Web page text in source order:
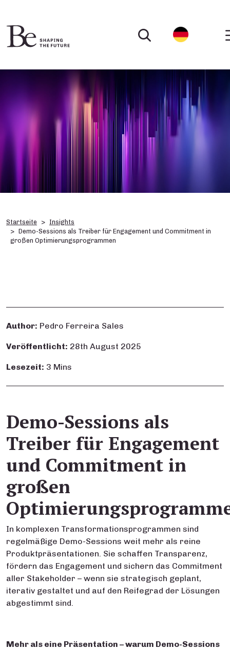
Startseite
Insights
Demo-Sessions als Treiber für Engagement und Commitment in
großen Optimierungsprogrammen
Author: Pedro Ferreira Sales
Veröffentlicht: 28th August 2025
Lesezeit: 3 Mins
Demo-Sessions als
Treiber für Engagement
und Commitment in
großen
In komplexen Transformationsprogrammen sind
regelmäßige Demo-Sessions weit mehr als reine
Produktpräsentationen. Sie schaffen Transparenz,
fördern das Engagement und sichern das Commitment
aller Stakeholder – wenn sie strategisch geplant,
iterativ gestaltet und auf den Reifegrad der Lösungen
abgestimmt sind.
Mehr als eine Präsentation – warum Demo-Sessions